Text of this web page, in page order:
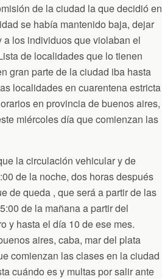
de la ciudad la que decidió en
se había mantenido baja, dejar
a los individuos que violaban el
de localidades que lo tienen
gran parte de la ciudad iba hasta
localidades en cuarentena estricta
en provincia de buenos aires,
miércoles día que comienzan las
la circulación vehicular y de
de la noche, dos horas después
de queda , que será a partir de las
de la mañana a partir del
y hasta el día 10 de ese mes.
aires, caba, mar del plata
comienzan las clases en la ciudad
cuándo es y multas por salir ante